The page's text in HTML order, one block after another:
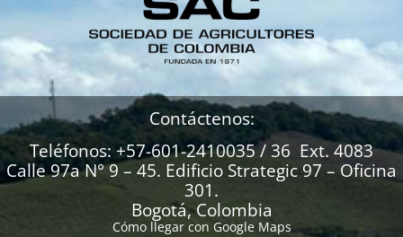
Contáctenos:
Teléfonos: +57-601-2410035 / 36 Ext. 4083
Calle 97a N° 9 – 45. Edificio Strategic 97 – Oficina
301.
Bogotá, Colombia
Cómo llegar con Google Maps